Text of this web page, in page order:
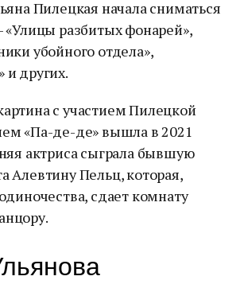
Пилецкая начала сниматься
«Улицы разбитых фонарей»,
убойного отдела»,
и других.
с участием Пилецкой
«Па-де-де» вышла в 2021
актриса сыграла бывшую
Алевтину Пельц, которая,
сдает комнату